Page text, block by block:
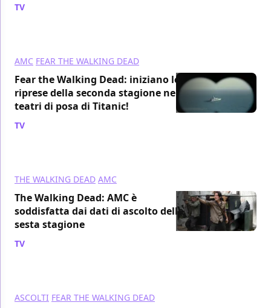
TV
AMC FEAR THE WALKING DEAD
Fear the Walking Dead: iniziano le
riprese della seconda stagione nei
teatri di posa di Titanic!
TV
THE WALKING DEAD AMC
The Walking Dead: AMC è
soddisfatta dai dati di ascolto della
sesta stagione
TV
ASCOLTI FEAR THE WALKING DEAD